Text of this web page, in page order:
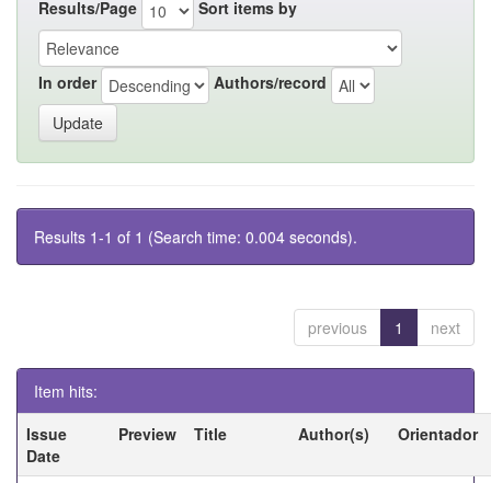
Results/Page Sort items by
In order Authors/record
Results 1-1 of 1 (Search time: 0.004 seconds).
previous 1 next
Item hits:
Issue
Date
Preview Title Author(s) Orientador